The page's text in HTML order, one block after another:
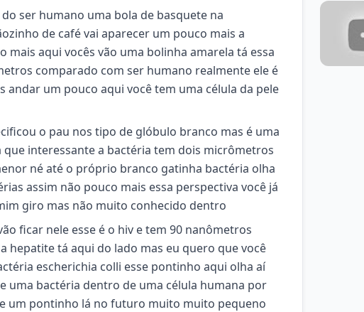
ser humano uma bola de basquete na
de café vai aparecer um pouco mais a
aqui vocês vão uma bolinha amarela tá essa
comparado com ser humano realmente ele é
um pouco aqui você tem uma célula da pele
o pau nos tipo de glóbulo branco mas é uma
interessante a bactéria tem dois micrômetros
né até o próprio branco gatinha bactéria olha
assim não pouco mais essa perspectiva você já
giro mas não muito conhecido dentro
ficar nele esse é o hiv e tem 90 nanômetros
hepatite tá aqui do lado mas eu quero que você
escherichia colli esse pontinho aqui olha aí
uma bactéria dentro de uma célula humana por
um pontinho lá no futuro muito muito pequeno